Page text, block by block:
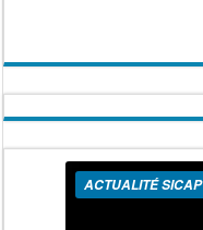
ACTUALITÉ SICAP